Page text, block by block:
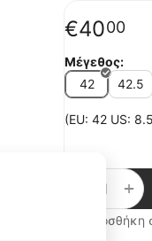
€4000
Μέγεθος:
42
42.5
(EU: 42 US:
+